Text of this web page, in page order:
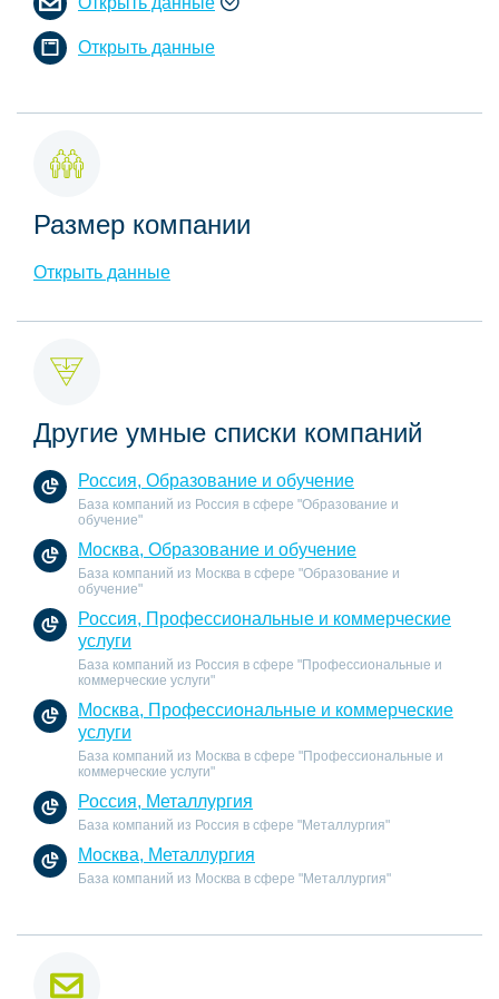
Открыть данные
Размер компании
Открыть данные
Другие умные списки компаний
Россия, Образование и обучение
База компаний из Россия в сфере "Образование и
обучение"
Москва, Образование и обучение
База компаний из Москва в сфере "Образование и
обучение"
Россия, Профессиональные и коммерческие
услуги
База компаний из Россия в сфере "Профессиональные и
коммерческие услуги"
Москва, Профессиональные и коммерческие
услуги
База компаний из Москва в сфере "Профессиональные и
коммерческие услуги"
Россия, Металлургия
База компаний из Россия в сфере "Металлургия"
Москва, Металлургия
База компаний из Москва в сфере "Металлургия"